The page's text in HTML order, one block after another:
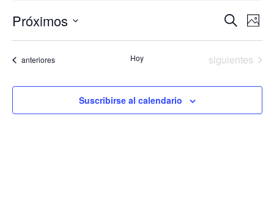
de
y
vistas
Buscar
de
de
Foto
Próximos
List
of
in
Photo
Eventos
anteriores Hoy Eventos
siguientes
Suscribirse al calendario